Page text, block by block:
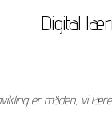
Digital
er måden, vi